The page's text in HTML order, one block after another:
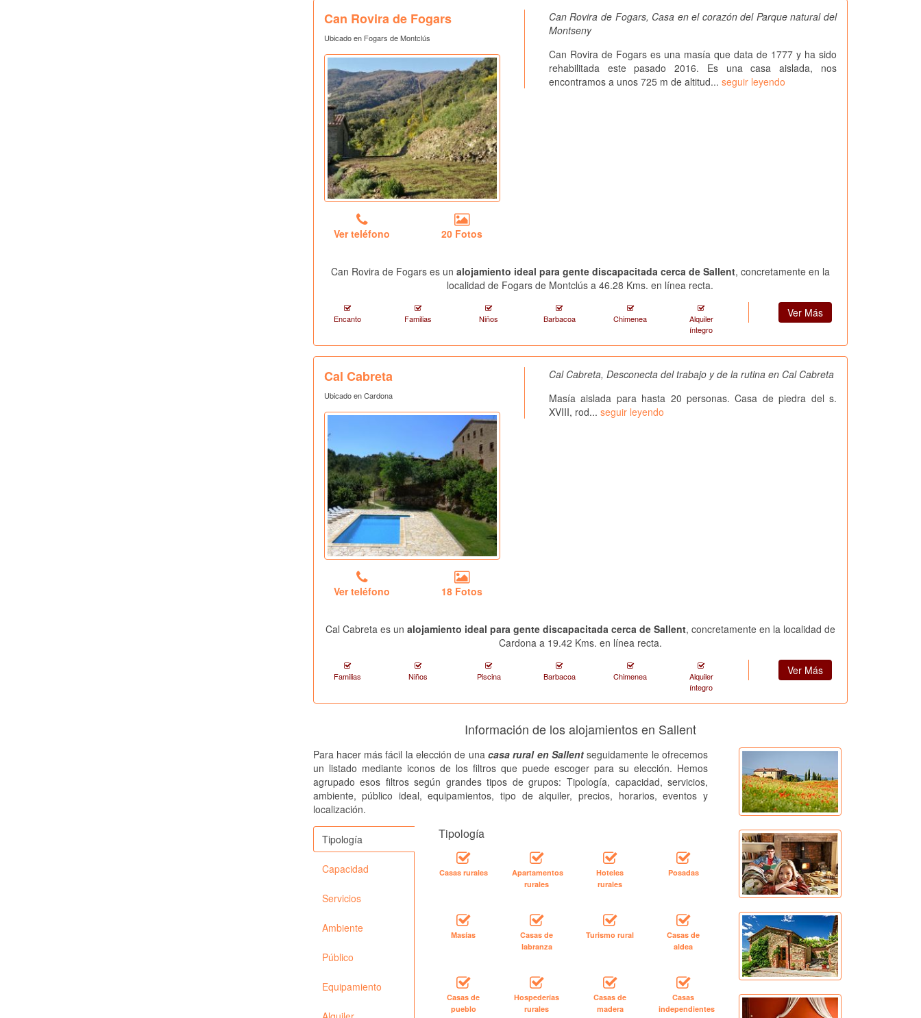
Can Rovira de Fogars
Ubicado en Fogars de Montclús
Ver teléfono 20 Fotos
Can Rovira de Fogars, Casa en el corazón del Parque natural del
Montseny
Can Rovira de Fogars es una masía que data de 1777 y ha sido
rehabilitada este pasado 2016. Es una casa aislada, nos
encontramos a unos 725 m de altitud... seguir leyendo
Can Rovira de Fogars es un alojamiento ideal para gente discapacitada cerca de Sallent, concretamente en la
localidad de Fogars de Montclús a 46.28 Kms. en línea recta.
Encanto Familias Niños Barbacoa Chimenea
Alquiler
íntegro
Ver Más
Cal Cabreta
Ubicado en Cardona
Ver teléfono 18 Fotos
Cal Cabreta, Desconecta del trabajo y de la rutina en Cal Cabreta
Masía aislada para hasta 20 personas. Casa de piedra del s.
XVIII, rod... seguir leyendo
Cal Cabreta es un alojamiento ideal para gente discapacitada cerca de Sallent, concretamente en la localidad de
Cardona a 19.42 Kms. en línea recta.
Familias Niños Piscina Barbacoa Chimenea
Alquiler
íntegro
Ver Más
Información de los alojamientos en Sallent
Para hacer más fácil la elección de unacasa rural en Sallent seguidamente le ofrecemos
un listado mediante iconos de los filtros que puede escoger para su elección. Hemos
agrupado esos filtros según grandes tipos de grupos: Tipología, capacidad, servicios,
ambiente, público ideal, equipamientos, tipo de alquiler, precios, horarios, eventos y
localización.
Tipología
Capacidad
Servicios
Ambiente
Público
Equipamiento
Tipología
Casas rurales
Apartamentos
rurales
Hoteles
rurales
Posadas
Masías
Casas de
labranza
Turismo rural
Casas de
aldea
Casas de
pueblo
Hospederías
rurales
Casas de
madera
Casas
independientes